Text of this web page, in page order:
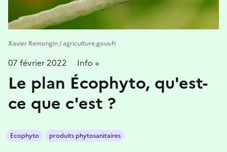
Xavier Remongin / agriculture.gouv.fr
07 février 2022 Info +
Le plan Écophyto, qu'est-
ce que c'est ?
Ecophyto produits phytosanitaires